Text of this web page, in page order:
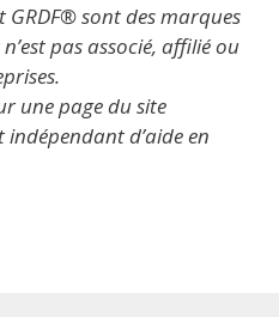
GRDF® sont des marques
pas associé, affilié ou
une page du site
d’aide en